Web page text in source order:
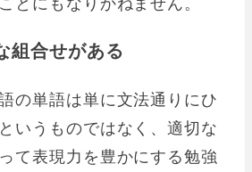
組合せがある
の単語は単に文法通りにひ
いうものではなく、適切な
て表現力を豊かにする勉強